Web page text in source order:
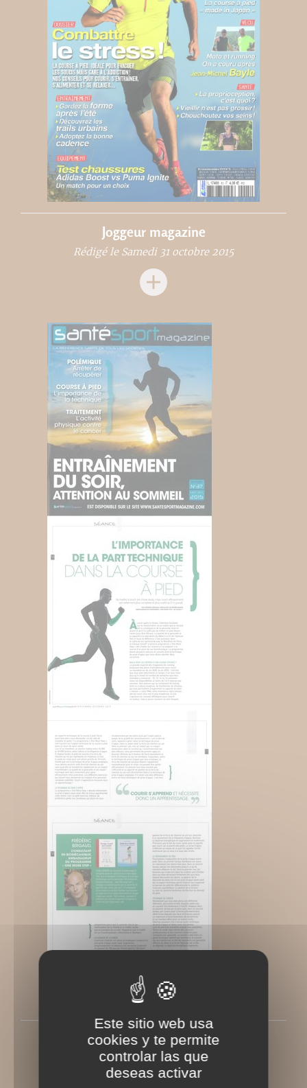
Joggeur magazine
Rédigé le Samedi 31 octobre 2015
Santé sport magazine
Rédigé le Jeudi 1 octobre 2015
Este sitio web usa
cookies y te permite
controlar las que
deseas activar